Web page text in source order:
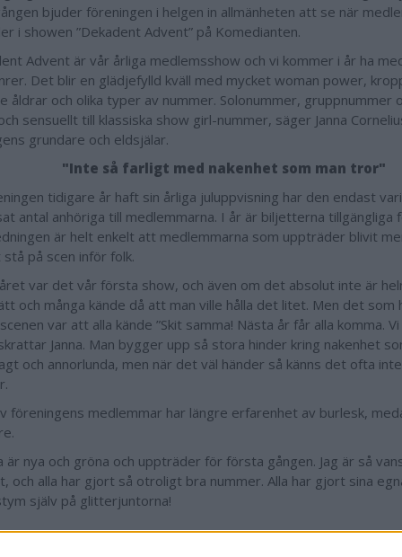
bjuder föreningen i helgen in allmänheten att se när
i showen ”Dekadent Advent” på Komedianten.
Advent är vår årliga medlemsshow och vi kommer i år ha
Det blir en glädjefylld kväll med mycket woman power,
åldrar och olika typer av nummer. Solonummer, gruppnummer
sensuellt till klassiska show girl-nummer, säger Janna
grundare och eldsjälar.
"Inte så farligt med nakenhet som man tror"
tidigare år haft sin årliga juluppvisning har den endast
antal anhöriga till medlemmarna. I år är biljetterna tillgängliga
är helt enkelt att medlemmarna som uppträder blivit
på scen inför folk.
var det vår första show, och även om det absolut inte är
och många kände då att man ville hålla det litet. Men det som
var att alla kände ”Skit samma! Nästa år får alla komma.
Janna. Man bygger upp så stora hinder kring nakenhet
och annorlunda, men när det väl händer så känns det ofta
föreningens medlemmar har längre erfarenhet av burlesk,
är nya och gröna och uppträder för första gången. Jag är så
och alla har gjort så otroligt bra nummer. Alla har gjort sina
själv på glitterjuntorna!